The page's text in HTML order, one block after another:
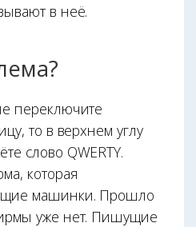
в неё.
переключите
то в верхнем углу
слово QWERTY.
которая
машинки. Прошло
уже нет. Пишущие